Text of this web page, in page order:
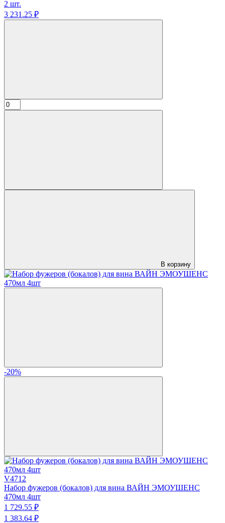
2 шт.
3 231.25 ₽
В корзину
-20%
V4712
Набор фужеров (бокалов) для вина ВАЙН ЭМОУШЕНС
470мл 4шт
1 729.55 ₽
1 383.64 ₽